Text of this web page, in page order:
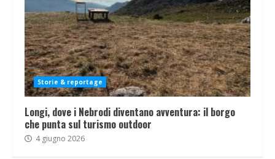
Storie & reportage
Longi, dove i Nebrodi diventano avventura: il borgo
che punta sul turismo outdoor
4 giugno 2026